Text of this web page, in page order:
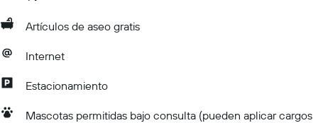
Artículos de aseo gratis
Internet
Estacionamiento
Mascotas permitidas bajo consulta (pueden aplicar cargos